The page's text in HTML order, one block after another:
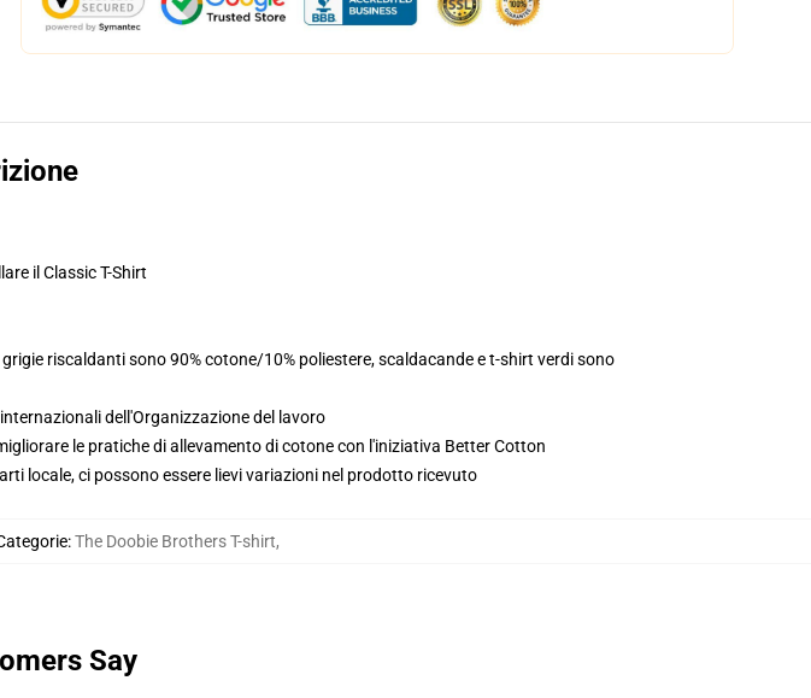
il Classic T-Shirt
riscaldanti sono 90% cotone/10% poliestere, scaldacande e t-shirt verdi sono
dell'Organizzazione del lavoro
le pratiche di allevamento di cotone con l'iniziativa Better Cotton
locale, ci possono essere lievi variazioni nel prodotto ricevuto
:The Doobie Brothers T-shirt,
Say